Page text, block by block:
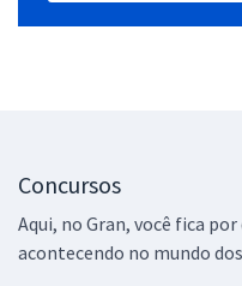
Concursos
Aqui, no Gran, você fica
acontecendo no mundo dos